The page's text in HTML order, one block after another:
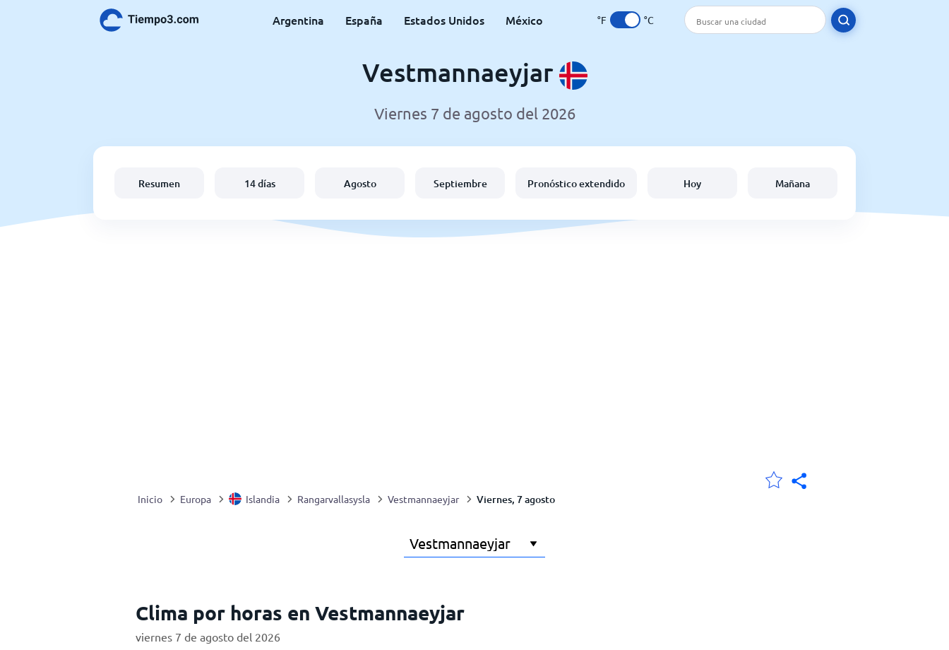
Argentina España Estados Unidos México °F °C
Vestmannaeyjar
Viernes 7 de agosto del 2026
Resumen 14 días Agosto Septiembre Pronóstico extendido Hoy Mañana
Inicio Europa Islandia Rangarvallasysla Vestmannaeyjar Viernes, 7 agosto
Clima por horas en Vestmannaeyjar
viernes 7 de agosto del 2026